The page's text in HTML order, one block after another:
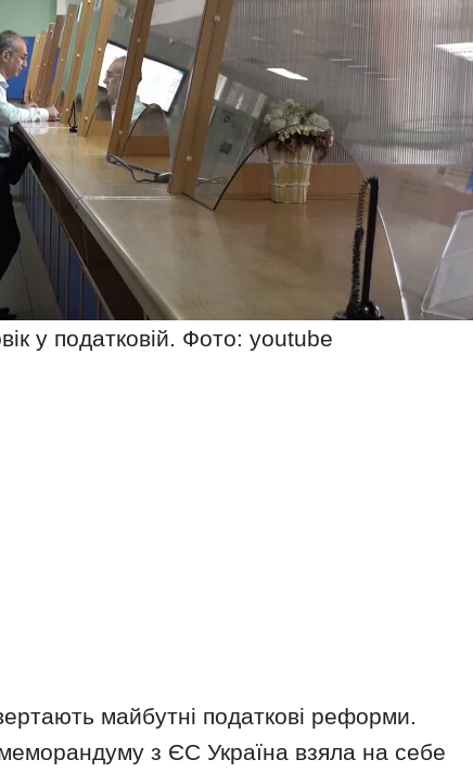
у податковій. Фото: youtube
майбутні податкові реформи.
меморандуму з ЄС Україна взяла на себе